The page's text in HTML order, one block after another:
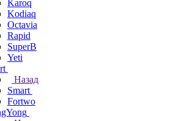
Karoq
Kodiaq
Octavia
Rapid
SuperB
Yeti
Назад
Smart
Fortwo